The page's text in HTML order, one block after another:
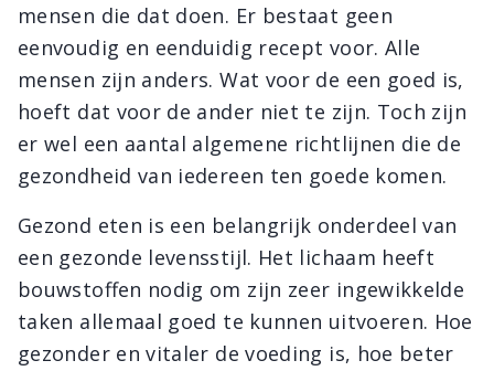
mensen die dat doen. Er bestaat geen
eenvoudig en eenduidig recept voor. Alle
mensen zijn anders. Wat voor de een goed is,
hoeft dat voor de ander niet te zijn. Toch zijn
er wel een aantal algemene richtlijnen die de
gezondheid van iedereen ten goede komen.
Gezond eten is een belangrijk onderdeel van
een gezonde levensstijl. Het lichaam heeft
bouwstoffen nodig om zijn zeer ingewikkelde
taken allemaal goed te kunnen uitvoeren. Hoe
gezonder en vitaler de voeding is, hoe beter